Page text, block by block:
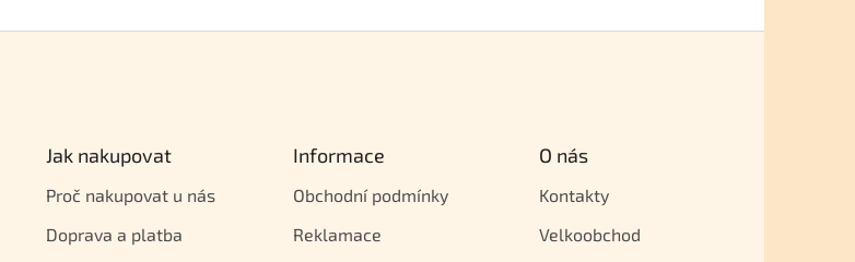
Jak nakupovat
Proč nakupovat u nás
Doprava a platba
Informace
Obchodní podmínky
Reklamace
O nás
Kontakty
Velkoobchod